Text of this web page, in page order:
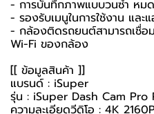
- การบันทึกภาพแบบวนซ้ำ หม
- รองรับเมนูในการใช้งาน แล
- กล้องติดรถยนต์สามารถเชื่
Wi-Fi ของกล้อง
[[ ข้อมูลสินค้า ]]
แบรนด์ : iSuper
รุ่น : iSuper Dash Cam Pro
ความละเอียดวีดิโอ : 4K